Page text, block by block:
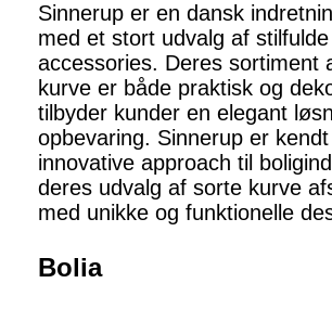
Sinnerup er en dansk
med et stort udvalg af
accessories. Deres sortiment
kurve er både praktisk og
tilbyder kunder en elegant
opbevaring. Sinnerup er
innovative approach til
deres udvalg af sorte kurve
med unikke og funktionelle
Bolia